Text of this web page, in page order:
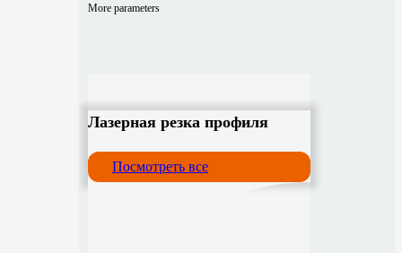
More parameters
Лазерная резка профиля
Посмотреть все